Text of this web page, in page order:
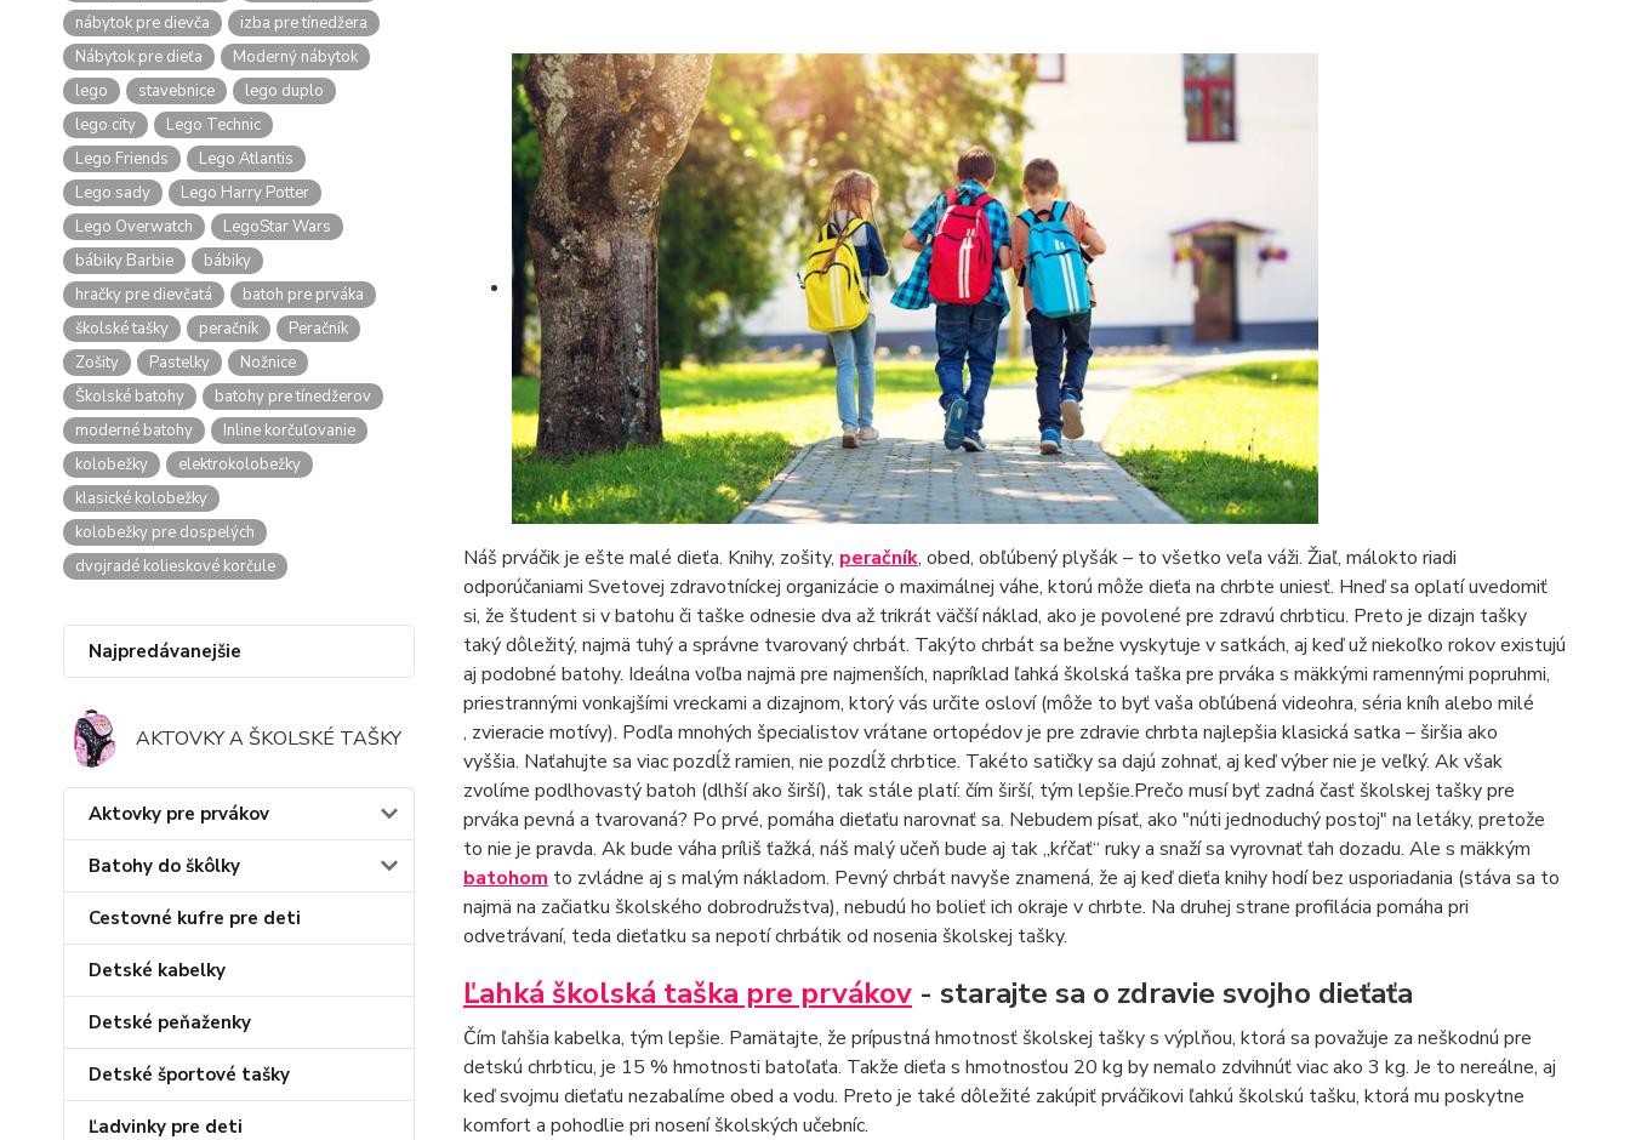
nábytok pre dievča
izba pre tínedžera
Nábytok pre dieťa
Moderný nábytok
lego
stavebnice
lego duplo
lego city
Lego Technic
Lego Friends
Lego Atlantis
Lego sady
Lego Harry Potter
Lego Overwatch
LegoStar Wars
bábiky Barbie
bábiky
hračky pre dievčatá
batoh pre prváka
školské tašky
peračník
Peračník
Zošity
Pastelky
Nožnice
Školské batohy
batohy pre tínedžerov
moderné batohy
Inline korčuľovanie
kolobežky
elektrokolobežky
klasické kolobežky
kolobežky pre dospelých
dvojradé kolieskové korčule
Najpredávanejšie
AKTOVKY A ŠKOLSKÉ TAŠKY
Aktovky pre prvákov
Batohy do škôlky
Cestovné kufre pre deti
Detské kabelky
Detské peňaženky
Detské športové tašky
Ľadvinky pre deti
Náš prváčik je ešte malé dieťa. Knihy, zošity, peračník, obed, obľúbený plyšák – to všetko veľa váži. Žiaľ, málokto riadi
odporúčaniami Svetovej zdravotníckej organizácie o maximálnej váhe, ktorú môže dieťa na chrbte uniesť. Hneď sa oplatí uvedomiť
si, že študent si v batohu či taške odnesie dva až trikrát väčší náklad, ako je povolené pre zdravú chrbticu. Preto je dizajn tašky
taký dôležitý, najmä tuhý a správne tvarovaný chrbát. Takýto chrbát sa bežne vyskytuje v satkách, aj keď už niekoľko rokov existujú
aj podobné batohy. Ideálna voľba najmä pre najmenších, napríklad ľahká školská taška pre prváka s mäkkými ramennými popruhmi,
priestrannými vonkajšími vreckami a dizajnom, ktorý vás určite osloví (môže to byť vaša obľúbená videohra, séria kníh alebo milé
, zvieracie motívy). Podľa mnohých špecialistov vrátane ortopédov je pre zdravie chrbta najlepšia klasická satka – širšia ako
vyššia. Naťahujte sa viac pozdĺž ramien, nie pozdĺž chrbtice. Takéto satičky sa dajú zohnať, aj keď výber nie je veľký. Ak však
zvolíme podlhovastý batoh (dlhší ako širší), tak stále platí: čím širší, tým lepšie.Prečo musí byť zadná časť školskej tašky pre
prváka pevná a tvarovaná? Po prvé, pomáha dieťaťu narovnať sa. Nebudem písať, ako "núti jednoduchý postoj" na letáky, pretože
to nie je pravda. Ak bude váha príliš ťažká, náš malý učeň bude aj tak „kŕčať“ ruky a snaží sa vyrovnať ťah dozadu. Ale s mäkkým
batohom to zvládne aj s malým nákladom. Pevný chrbát navyše znamená, že aj keď dieťa knihy hodí bez usporiadania (stáva sa to
najmä na začiatku školského dobrodružstva), nebudú ho bolieť ich okraje v chrbte. Na druhej strane profilácia pomáha pri
odvetrávaní, teda dieťatku sa nepotí chrbátik od nosenia školskej tašky.
Ľahká školská taška pre prvákov- starajte sa o zdravie svojho dieťaťa
Čím ľahšia kabelka, tým lepšie. Pamätajte, že prípustná hmotnosť školskej tašky s výplňou, ktorá sa považuje za neškodnú pre
detskú chrbticu, je 15 % hmotnosti batoľaťa. Takže dieťa s hmotnosťou 20 kg by nemalo zdvihnúť viac ako 3 kg. Je to nereálne, aj
keď svojmu dieťaťu nezabalíme obed a vodu. Preto je také dôležité zakúpiť prváčikovi ľahkú školskú tašku, ktorá mu poskytne
komfort a pohodlie pri nosení školských učebníc.